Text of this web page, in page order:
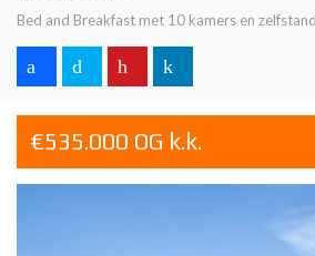
Bed and Breakfast met 10 kamers en
€535.000 OG k.k.